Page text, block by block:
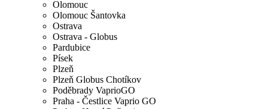
Olomouc
Olomouc Šantovka
Ostrava
Ostrava - Globus
Pardubice
Písek
Plzeň
Plzeň Globus Chotíkov
Poděbrady VaprioGO
Praha - Čestlice Vaprio GO